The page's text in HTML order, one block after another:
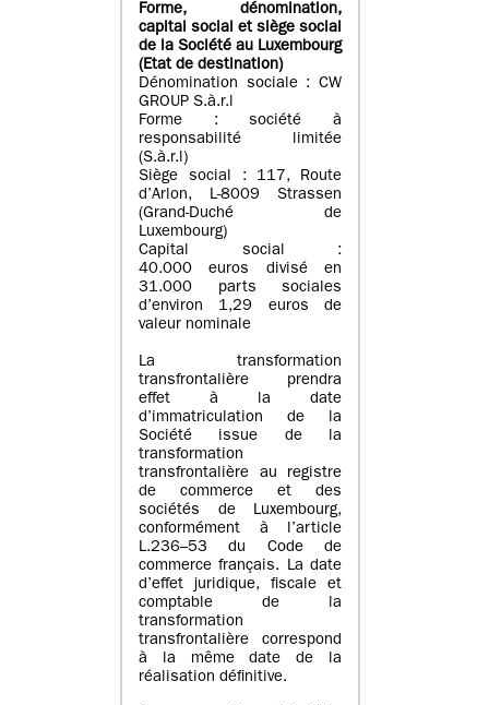
Forme, dénomination,
capital social et siège social
de la Société au Luxembourg
(Etat de destination)
Dénomination sociale : CW
GROUP S.à.r.l
Forme : société à
responsabilité limitée
(S.à.r.l)
Siège social : 117, Route
d’Arlon, L-8009 Strassen
(Grand-Duché de
Luxembourg)
Capital social :
40.000 euros divisé en
31.000 parts sociales
d’environ 1,29 euros de
valeur nominale
La transformation
transfrontalière prendra
effet à la date
d’immatriculation de la
Société issue de la
transformation
transfrontalière au registre
de commerce et des
sociétés de Luxembourg,
conformément à l’article
L.236–53 du Code de
commerce français. La date
d’effet juridique, fiscale et
comptable de la
transformation
transfrontalière correspond
à la même date de la
réalisation définitive.